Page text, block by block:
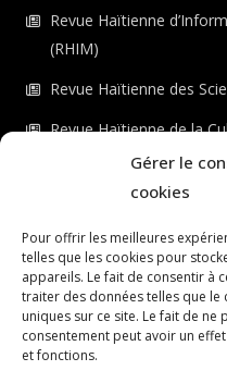
Gérer le
cookies
Pour offrir les meilleures
telles que les cookies pour
appareils. Le fait de consentir à
traiter des données telles que
uniques sur ce site. Le fait de
consentement peut avoir un
et fonctions.
Revue Haïtienne
(RHIM)
Revue Haïtienne des
Revue Haïtienne de la
Revue Haïtienne de
Dashboard
LS ÉDITIONS
Connexion au portail